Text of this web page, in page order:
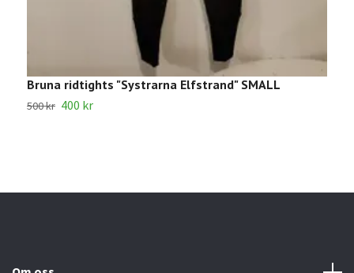
Bruna ridtights "Systrarna Elfstrand" SMALL
500 kr 400 kr